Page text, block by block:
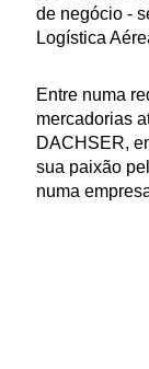
de negócio -
Logística
Entre numa
mercadorias
DACHSER,
sua paixão
numa